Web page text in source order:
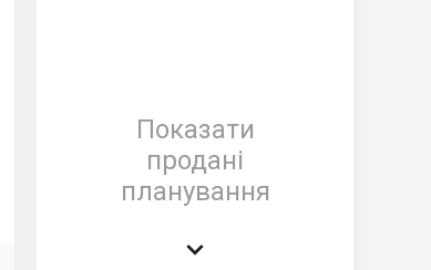
Показати
продані
планування
